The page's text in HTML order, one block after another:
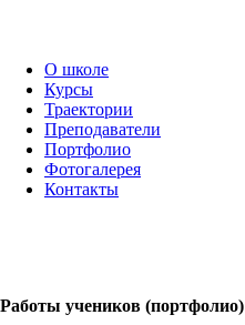
О школе
Курсы
Траектории
Преподаватели
Портфолио
Фотогалерея
Контакты
Работы учеников (портфолио)